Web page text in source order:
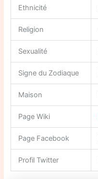
Ethnicité
Religion
Sexualité
Signe du Zodiaque
Maison
Page Wiki
Page Facebook
Profil Twitter